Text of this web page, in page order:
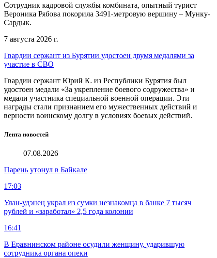
Сотрудник кадровой службы комбината, опытный турист
Вероника Рябова покорила 3491-метровую вершину – Мунку-
Сардык.
7 августа 2026 г.
Гвардии сержант из Бурятии удостоен двумя медалями за
участие в СВО
Гвардии сержант Юрий К. из Республики Бурятия был
удостоен медали «За укрепление боевого содружества» и
медали участника специальной военной операции. Эти
награды стали признанием его мужественных действий и
верности воинскому долгу в условиях боевых действий.
Лента новостей
07.08.2026
Парень утонул в Байкале
17:03
Улан-удэнец украл из сумки незнакомца в банке 7 тысяч
рублей и «заработал» 2,5 года колонии
16:41
В Еравнинском районе осудили женщину, ударившую
сотрудника органа опеки